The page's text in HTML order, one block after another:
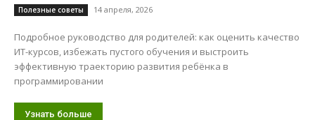
Полезные советы 14 апреля, 2026
Подробное руководство для родителей: как оценить качество
ИТ-курсов, избежать пустого обучения и выстроить
эффективную траекторию развития ребёнка в
программировании
Узнать больше